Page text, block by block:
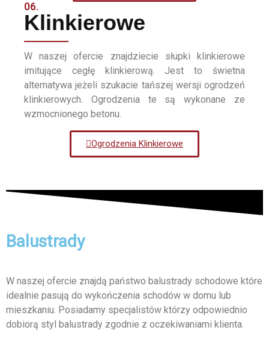
06.
Klinkierowe
W naszej ofercie znajdziecie słupki klinkierowe
imitujące cegłę klinkierową. Jest to świetna
alternatywa jeżeli szukacie tańszej wersji ogrodzeń
klinkierowych. Ogrodzenia te są wykonane ze
wzmocnionego betonu.
Ogrodzenia Klinkierowe
Balustrady
W naszej ofercie znajdą państwo balustrady schodowe które
idealnie pasują do wykończenia schodów w domu lub
mieszkaniu. Posiadamy specjalistów którzy odpowiednio
dobiorą styl balustrady zgodnie z oczekiwaniami klienta.